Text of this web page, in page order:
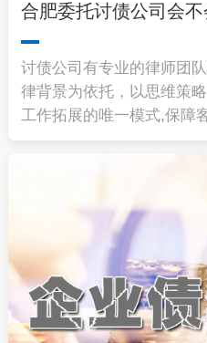
合肥委托讨债公司会
讨债公司有专业的律师团
律背景为依托，以思维策
工作拓展的唯一模式,保障